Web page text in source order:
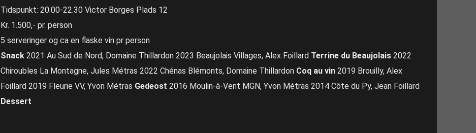
Tidspunkt: 20.00-22.30 Victor Borges Plads 12
Kr. 1.500,- pr. person
5 serveringer og ca en flaske vin pr person
Snack2021 Au Sud de Nord, Domaine Thillardon 2023 Beaujolais Villages, Alex Foillard Terrine du Beaujolais2022
Chiroubles La Montagne, Jules Métras 2022 Chénas Blémonts, Domaine Thillardon Coq au vin2019 Brouilly, Alex
Foillard 2019 Fleurie VV, Yvon Métras Gedeost 2016 Moulin-à-Vent MGN, Yvon Métras 2014 Côte du Py, Jean Foillard
Dessert